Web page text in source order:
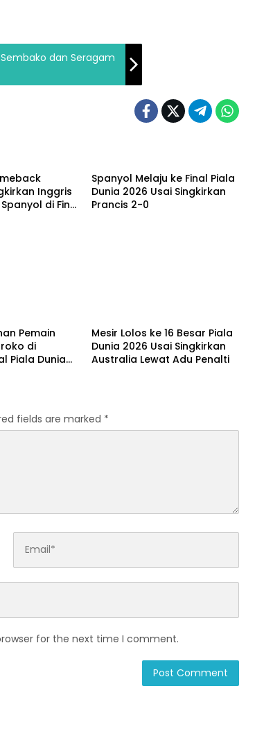
Sembako dan Seragam
Inggris
di Final
Spanyol Melaju ke Final Piala
Dunia 2026 Usai Singkirkan
Prancis 2-0
Pemain
di
Piala Dunia
Mesir Lolos ke 16 Besar Piala
Dunia 2026 Usai Singkirkan
Australia Lewat Adu Penalti
fields are marked *
for the next time I comment.